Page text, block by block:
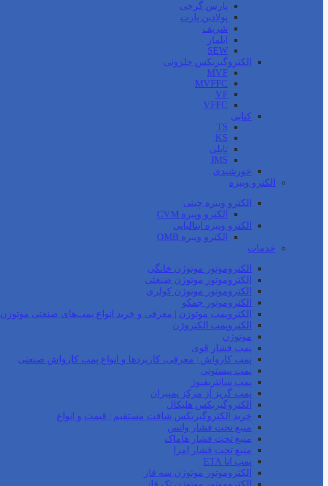
پارس گرجی
پولادین پارت
شریف
ایلماز
SEW
الکتروگیربکس حلزونی
MVF
MVFFC
VF
VFFC
کتابی
TS
KS
تایلی
JMS
خورشیدی
الکترو ویبره
الکترو ویبره چینی
الکترو ویبره CVM
الکترو ویبره ایتالیایی
الکترو ویبره OMB
خدمات
الکتروموتور موتوژن خانگی
الکتروموتور موتوژن صنعتی
الکتروموتور موتوژن کولری
الکتروموتور جمکو
الکتروپمپ موتوژن | معرفی و خرید انواع پمپ‌های صنعتی موتوژن
الکتروپمپ الکتروژن
موتوژن
پمپ فشار قوی
پمپ کارواش | معرفی، کاربردها و انواع پمپ کارواش صنعتی
پمپ پیستونی
پمپ سانتریفیوژ
پمپ گریز از مرکز پمپیران
الکتروگیربکس هلیکال
خرید الکتروگیربکس شافت مستقیم | قیمت و انواع
منبع تحت فشار واتس
منبع تحت فشار هاماک
منبع تحت فشار امرا
پمپ اتا ETA
الکتروموتور موتوژن سه فاز
الکتروموتور موتوژن تک فاز